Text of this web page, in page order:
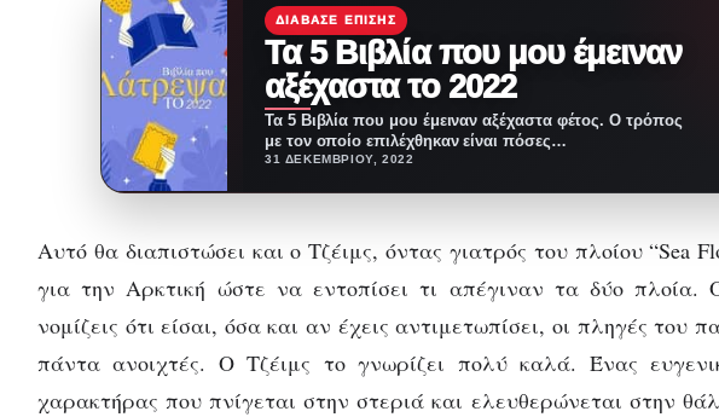
ΔΙΆΒΑΣΕ ΕΠΊΣΗΣ
Τα 5 Βιβλία που μου έμειναν
αξέχαστα το 2022
Τα 5 Βιβλία που μου έμειναν αξέχαστα φέτος. Ο τρόπος
με τον οποίο επιλέχθηκαν είναι πόσες…
31 ΔΕΚΕΜΒΡΊΟΥ, 2022
Αυτό θα διαπιστώσει και ο Τζέιμς, όντας γιατρός του πλοίου “Sea
για την Αρκτική ώστε να εντοπίσει τι απέγιναν τα δύο πλοία.
νομίζεις ότι είσαι, όσα και αν έχεις αντιμετωπίσει, οι πληγές του
πάντα ανοιχτές. Ο Τζέιμς το γνωρίζει πολύ καλά. Ένας
χαρακτήρας που πνίγεται στην στεριά και ελευθερώνεται στην